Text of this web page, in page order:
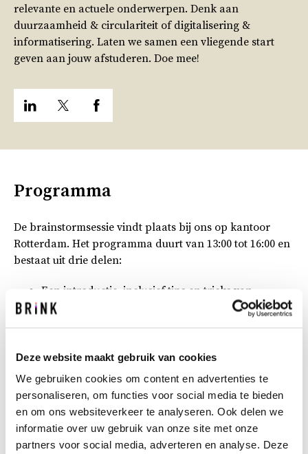
Deze website maakt gebruik van cookies
We gebruiken cookies om content en advertenties te
personaliseren, om functies voor social media te bieden
en om ons websiteverkeer te analyseren. Ook delen we
informatie over uw gebruik van onze site met onze
partners voor social media, adverteren en analyse. Deze
relevante en actuele onderwerpen. Denk aan
duurzaamheid & circulariteit of digitalisering &
informatisering. Laten we samen een vliegende start
geven aan jouw afstuderen. Doe mee!
Programma
De brainstormsessie vindt plaats bij ons op kantoor
Rotterdam. Het programma duurt van 13:00 tot 16:00 en
bestaat uit drie delen:
Een introductie, inclusief tips en tricks van
collega’s die recent zijn afgestudeerd
alvast na te denken over richtingen die je mogelijk
interessant vindt.